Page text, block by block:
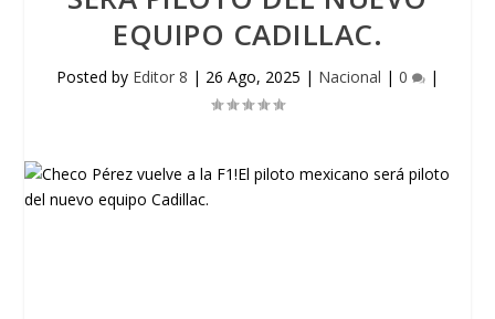
EQUIPO CADILLAC.
Posted by Editor 8 | 26 Ago, 2025 | Nacional | 0 |